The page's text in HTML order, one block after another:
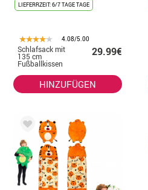
LIEFERRZEIT: 6/7 TAGE TAGE
4.08/5.00
Schlafsack mit
135 cm
Fußballkissen
29.99€
HINZUFÜGEN